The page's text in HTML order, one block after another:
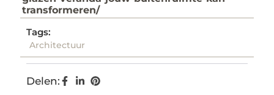
transformeren/
Tags:
Architectuur
Delen: